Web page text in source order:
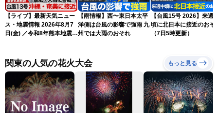
【ライブ】最新天気ニュー
ス・地震情報 2026年8月7
日(金) ／令和8年熊本地震情
央・江川清音／有賀哲夫〉
【雨情報】西〜東日本太平
洋側は台風の影響で強雨 九
州では大雨のおそれ
【台風15号 2026】来週
頃に北日本に接近のおそ
（7日5時更新）
関東の人気の花火大会 もっと見る